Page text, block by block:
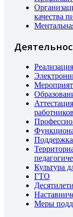
качества
работников
Поддержка
Культура
ГТО
Меры